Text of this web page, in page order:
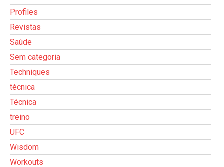
Profiles
Revistas
Saúde
Sem categoria
Techniques
técnica
Técnica
treino
UFC
Wisdom
Workouts